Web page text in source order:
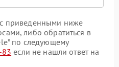
приведенными ниже
либо обратиться в
по следующему
если не нашли ответ на